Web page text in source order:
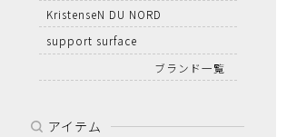
KristenseN DU NORD
support surface
ブランド一覧
アイテム